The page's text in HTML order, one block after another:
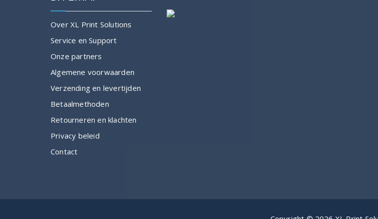
Over XL Print Solutions
Service en Support
Onze partners
Algemene voorwaarden
Verzending en levertijden
Betaalmethoden
Retourneren en klachten
Privacy beleid
Contact